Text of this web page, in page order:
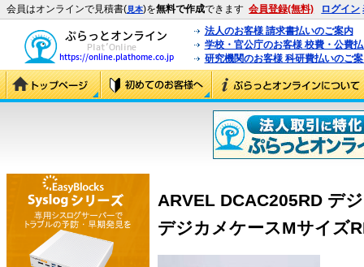
会員はオンラインで見積書(見本)を無料で作成できます 会員登録(無料) ログイン
法人のお客様 請求書払いのご案内
学校・官公庁のお客様 校費・公費
研究機関のお客様 科研費払いのご
ARVEL DCAC205RD デ
デジカメケースMサイズ